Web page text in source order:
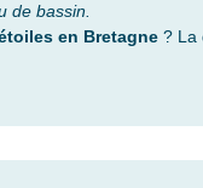
de bassin.
en Bretagne ? La